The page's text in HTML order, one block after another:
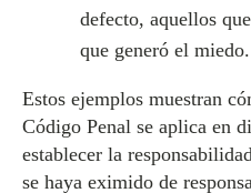
defecto, aquellos
que generó el miedo.
Estos ejemplos muestran
Código Penal se aplica en
establecer la
se haya eximido de